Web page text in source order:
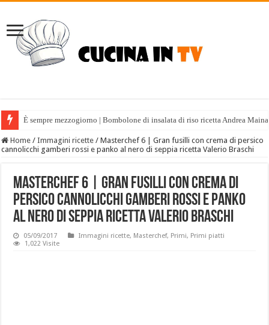
È sempre mezzogiorno | Bombolone di insalata di riso ricetta Andrea
Home / Immagini ricette / Masterchef 6 | Gran fusilli con crema di persico
cannolicchi gamberi rossi e panko al nero di seppia ricetta Valerio Braschi
Masterchef 6 | Gran fusilli con crema di
persico cannolicchi gamberi rossi e panko
al nero di seppia ricetta Valerio Braschi
05/09/2017 Immagini ricette, Masterchef, Primi, Primi piatti
1,022 Visite